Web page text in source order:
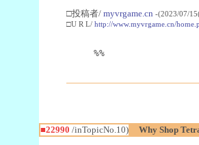
□投稿者/ myvrgame.cn -(2023/07/
□U R L/ http://www.myvrgame.cn/
%%
■22990 /inTopicNo.10) Why Shop